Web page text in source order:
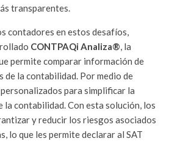
transparentes.
contadores en estos desafíos,
CONTPAQi Analiza®, la
permite comparar información de
de la contabilidad. Por medio de
para simplificar la
la contabilidad. Con esta solución, los
y reducir los riesgos asociados
lo que les permite declarar al SAT